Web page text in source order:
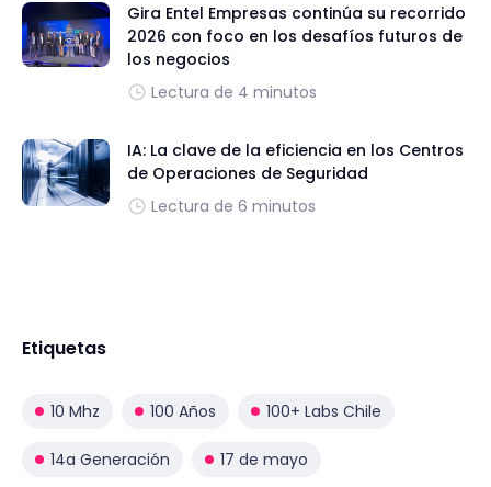
Gira Entel Empresas continúa su recorrido
2026 con foco en los desafíos futuros de
los negocios
Lectura de 4 minutos
IA: La clave de la eficiencia en los Centros
de Operaciones de Seguridad
Lectura de 6 minutos
Etiquetas
10 Mhz 100 Años 100+ Labs Chile
14a Generación 17 de mayo